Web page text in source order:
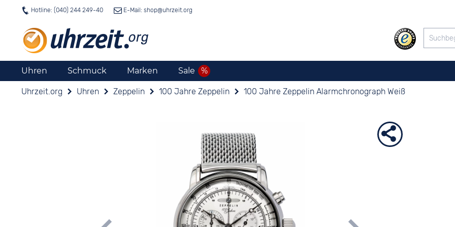
Hotline: (040) 244 249-40 E-Mail: shop@uhrzeit.org
Uhren Schmuck Marken Sale
Uhrzeit.org Uhren Zeppelin 100 Jahre Zeppelin 100 Jahre Zeppelin Alarmchronograph Weiß